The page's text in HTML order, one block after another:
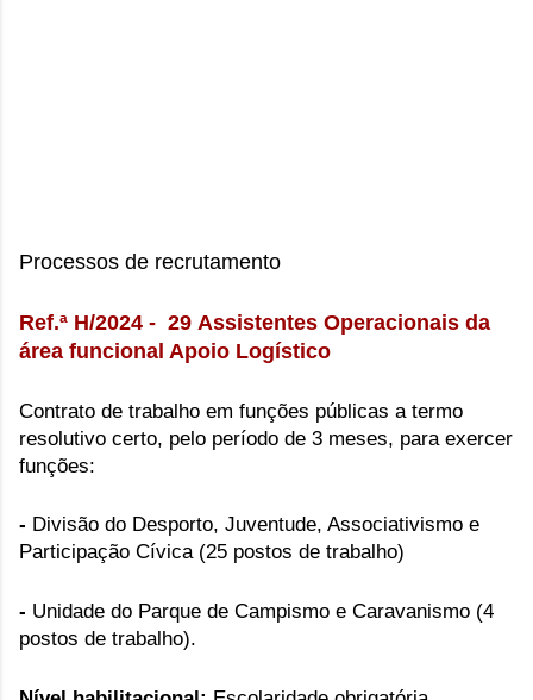
Processos de recrutamento
Ref.ª H/2024 - 29 Assistentes Operacionais da
área funcional Apoio Logístico
Contrato de trabalho em funções públicas a termo
resolutivo certo, pelo período de 3 meses, para exercer
funções:
- Divisão do Desporto, Juventude, Associativismo e
Participação Cívica (25 postos de trabalho)
- Unidade do Parque de Campismo e Caravanismo (4
postos de trabalho).